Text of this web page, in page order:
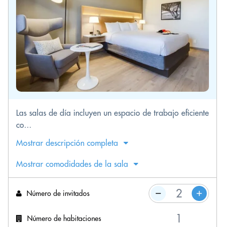
Las salas de día incluyen un espacio de trabajo eficiente
co...
Mostrar descripción completa
Mostrar comodidades de la sala
Número de invitados
Número de habitaciones